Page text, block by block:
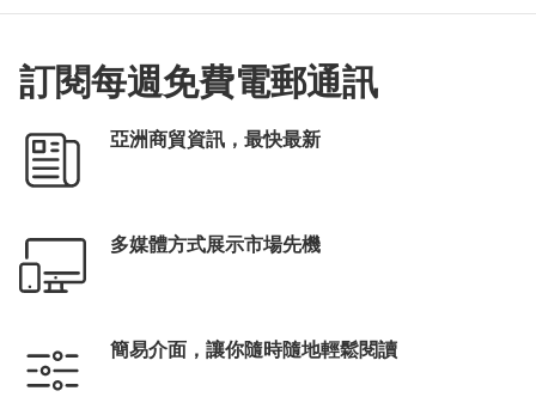
訂閱每週免費電郵通訊
亞洲商貿資訊，最快最新
多媒體方式展示市場先機
簡易介面，讓你隨時隨地輕鬆閱讀